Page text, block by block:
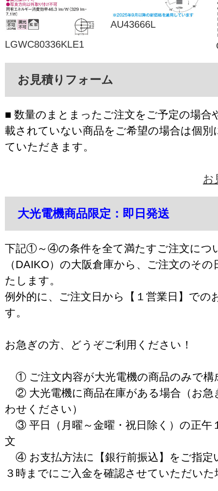
LGWC80336KLE1
AU43666L
お見積りフォーム
■ 数量のまとまったご注文をご予定の場合
載されていない商品をご希望の場合は個別
ていただきます。
お
大光電機商品限定：即日発送
下記①～④の条件を全て満たすご注文につ
（DAIKO）の大阪倉庫から、ご注文のそ
たします。
例外的に、ご注文日から【１営業日】での
す。
お急ぎの方、どうぞご利用ください！
① ご注文内容が大光電機の商品のみで構
② 大光電機に商品在庫がある場合（お急
わせください）
③ 平日（月曜～金曜・祝日除く）の正午
文
④ お支払方法に【銀行前振込】をご指定
３時までにご入金を確認させていただいた